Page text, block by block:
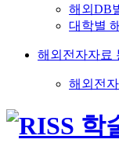
해외DB
대학별
해외전자자료
해외전